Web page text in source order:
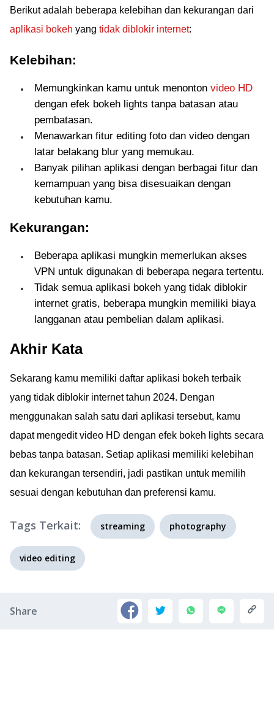
Berikut adalah beberapa kelebihan dan kekurangan dari
aplikasi bokeh yang tidak diblokir internet:
Kelebihan:
Memungkinkan kamu untuk menonton video HD
dengan efek bokeh lights tanpa batasan atau
pembatasan.
Menawarkan fitur editing foto dan video dengan
latar belakang blur yang memukau.
Banyak pilihan aplikasi dengan berbagai fitur dan
kemampuan yang bisa disesuaikan dengan
kebutuhan kamu.
Kekurangan:
Beberapa aplikasi mungkin memerlukan akses
VPN untuk digunakan di beberapa negara tertentu.
Tidak semua aplikasi bokeh yang tidak diblokir
internet gratis, beberapa mungkin memiliki biaya
langganan atau pembelian dalam aplikasi.
Akhir Kata
Sekarang kamu memiliki daftar aplikasi bokeh terbaik
yang tidak diblokir internet tahun 2024. Dengan
menggunakan salah satu dari aplikasi tersebut, kamu
dapat mengedit video HD dengan efek bokeh lights secara
bebas tanpa batasan. Setiap aplikasi memiliki kelebihan
dan kekurangan tersendiri, jadi pastikan untuk memilih
sesuai dengan kebutuhan dan preferensi kamu.
Tags Terkait: streaming photography
video editing
Share